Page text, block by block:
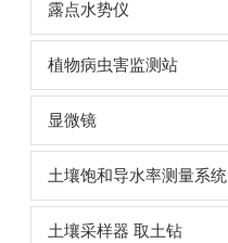
露点水势仪
植物病虫害监测站
显微镜
土壤饱和导水率测量系统
土壤采样器 取土钻